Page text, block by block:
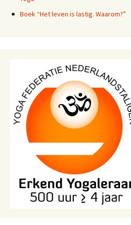
Boek “Het leven is lastig. Waarom?”